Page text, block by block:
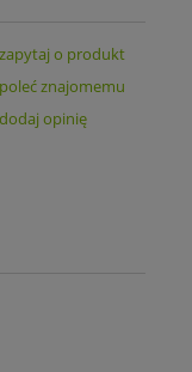
zapytaj o produkt
poleć znajomemu
dodaj opinię